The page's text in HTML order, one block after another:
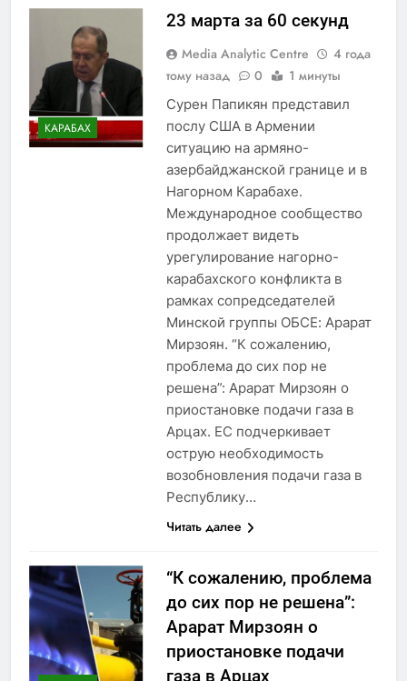
КАРАБАХ
23 марта за 60 секунд
Media Analytic Centre
4 года
тому назад
0 1 минуты
Сурен Папикян представил
послу США в Армении
ситуацию на армяно-
азербайджанской границе и в
Нагорном Карабахе.
Международное сообщество
продолжает видеть
урегулирование нагорно-
карабахского конфликта в
рамках сопредседателей
Минской группы ОБСЕ: Арарат
Мирзоян. “К сожалению,
проблема до сих пор не
решена”: Арарат Мирзоян о
приостановке подачи газа в
Арцах. ЕС подчеркивает
острую необходимость
возобновления подачи газа в
Республику…
Читать далее
“К сожалению, проблема
до сих пор не решена”:
Арарат Мирзоян о
приостановке подачи
газа в Арцах